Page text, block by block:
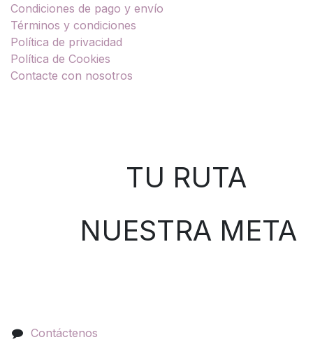
Condiciones de pago y envío
Términos y condiciones
Política de privacidad
Política de Cookies
Contacte con nosotros
TU RUTA
NUESTRA META
Contáctenos